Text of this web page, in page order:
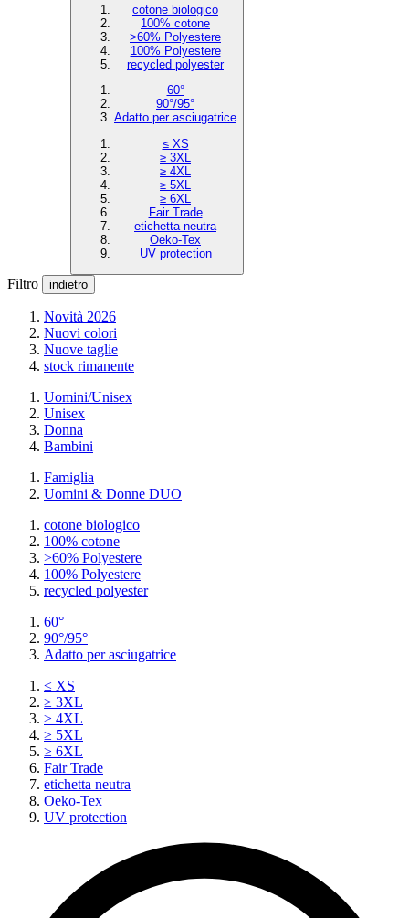
cotone biologico
100% cotone
>60% Polyestere
100% Polyestere
recycled polyester
60°
90°/95°
Adatto per asciugatrice
≤ XS
≥ 3XL
≥ 4XL
≥ 5XL
≥ 6XL
Fair Trade
etichetta neutra
Oeko-Tex
UV protection
Filtro indietro
Novità 2026
Nuovi colori
Nuove taglie
stock rimanente
Uomini/Unisex
Unisex
Donna
Bambini
Famiglia
Uomini & Donne DUO
cotone biologico
100% cotone
>60% Polyestere
100% Polyestere
recycled polyester
60°
90°/95°
Adatto per asciugatrice
≤ XS
≥ 3XL
≥ 4XL
≥ 5XL
≥ 6XL
Fair Trade
etichetta neutra
Oeko-Tex
UV protection